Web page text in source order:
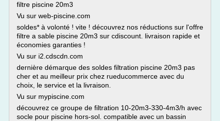
filtre piscine 20m3
Vu sur web-piscine.com
soldes* à volonté ! vite ! découvrez nos réductions sur l'offre
filtre a sable piscine 20m3 sur cdiscount. livraison rapide et
économies garanties !
Vu sur i2.cdscdn.com
dernière démarque des soldes filtration piscine 20m3 pas
cher et au meilleur prix chez rueducommerce avec du
choix, le service et la livraison.
Vu sur mypiscine.com
découvrez ce groupe de filtration 10-20m3-330-4m3/h avec
socle pour piscine hors-sol. compatible avec un bassin